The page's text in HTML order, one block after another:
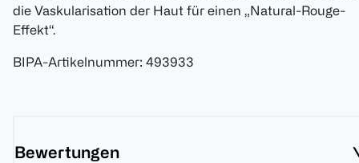
die Vaskularisation der Haut für einen „Natural-Rouge-
Effekt“.
BIPA-Artikelnummer: 493933
Bewertungen